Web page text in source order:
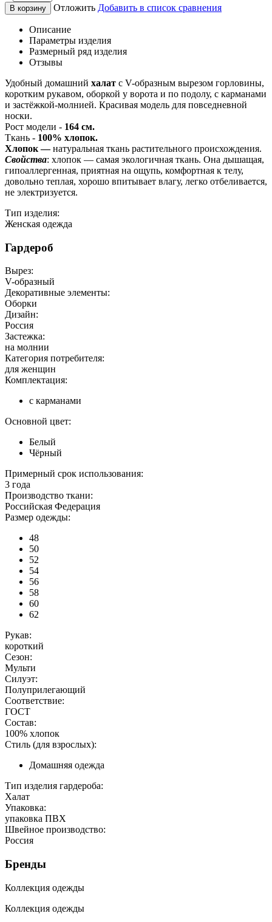
В корзину Отложить Добавить в список сравнения
Описание
Параметры изделия
Размерный ряд изделия
Отзывы
Удобный домашний халат с V-образным вырезом горловины,
коротким рукавом, оборкой у ворота и по подолу, с карманами
и застёжкой-молнией. Красивая модель для повседневной
носки.
Рост модели - 164 см.
Ткань - 100% хлопок.
Хлопок —натуральная ткань растительного происхождения.
Свойства: хлопок — самая экологичная ткань. Она дышащая,
гипоаллергенная, приятная на ощупь, комфортная к телу,
довольно теплая, хорошо впитывает влагу, легко отбеливается,
не электризуется.
Тип изделия:
Женская одежда
Гардероб
Вырез:
V-образный
Декоративные элементы:
Оборки
Дизайн:
Россия
Застежка:
на молнии
Категория потребителя:
для женщин
Комплектация:
с карманами
Основной цвет:
Белый
Чёрный
Примерный срок использования:
3 года
Производство ткани:
Российская Федерация
Размер одежды:
48
50
52
54
56
58
60
62
Рукав:
короткий
Сезон:
Мульти
Силуэт:
Полуприлегающий
Соответствие:
ГОСТ
Состав:
100% хлопок
Стиль (для взрослых):
Домашняя одежда
Тип изделия гардероба:
Халат
Упаковка:
упаковка ПВХ
Швейное производство:
Россия
Бренды
Коллекция одежды
Коллекция одежды